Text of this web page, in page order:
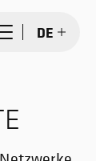
DE